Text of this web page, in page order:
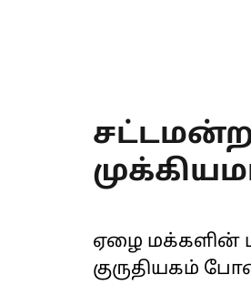
சட்டமன்ற
ஏழை மக்களின்
குருதியகம்